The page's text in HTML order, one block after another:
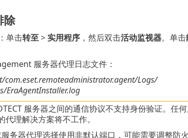
除
单击转至>实用程序，然后双击活动监视器。单击
服务器代理日志文件：
com.eset.remoteadministrator.agent/Logs/
EraAgentInstaller.log
服务器之间的通信协议不支持身份验证。
代理解决方案将不工作。
务器代理选择使用非默认端口，可能需要调整防